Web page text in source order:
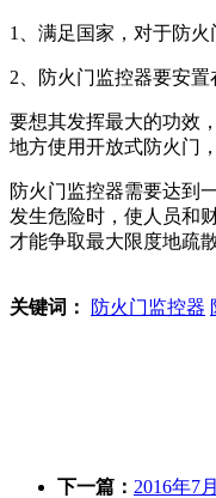
1、满足国家，对于防火
2、防火门监控器要安
要想其发挥最大的功效
地方使用开放式防火门
防火门监控器需要达到
发生危险时，使人员和
才能争取最大限度地疏
关键词： 防火门监控器
下一篇： 2016年7